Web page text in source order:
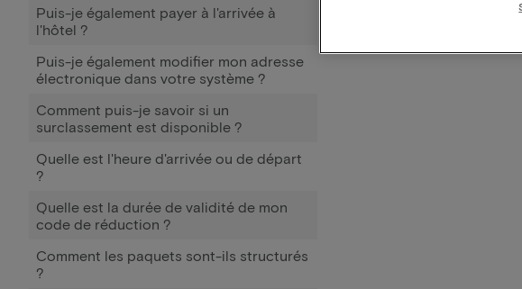
Puis-je également payer à l'arrivée à
l'hôtel ?
Puis-je également modifier mon adresse
électronique dans votre système ?
Comment puis-je savoir si un
surclassement est disponible ?
Quelle est l'heure d'arrivée ou de départ
?
Quelle est la durée de validité de mon
code de réduction ?
Comment les paquets sont-ils structurés
?